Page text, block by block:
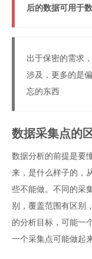
后的数据可用于
出于保密的需求
涉及，更多的是
忘的东西
数据采集点的
数据分析的前提是要
来，是什么样子的，
些不能做。不同的采
别，覆盖范围有区别
的分析目标，可能一
一个采集点可能做起